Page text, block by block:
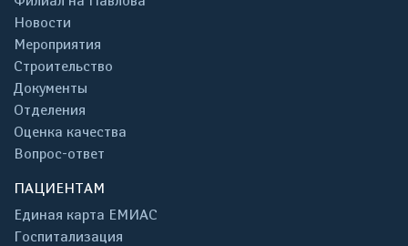
Новости
Мероприятия
Строительство
Документы
Отделения
Оценка качества
Вопрос-ответ
ПАЦИЕНТАМ
Единая карта ЕМИАС
Госпитализация